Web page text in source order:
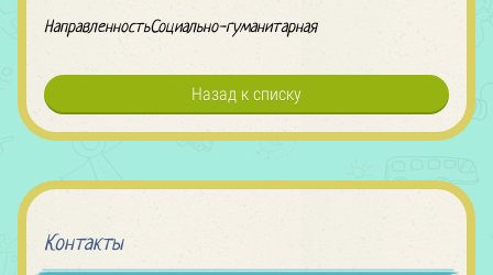
НаправленностьСоциально-гуманитарная
Назад к списку
Контакты